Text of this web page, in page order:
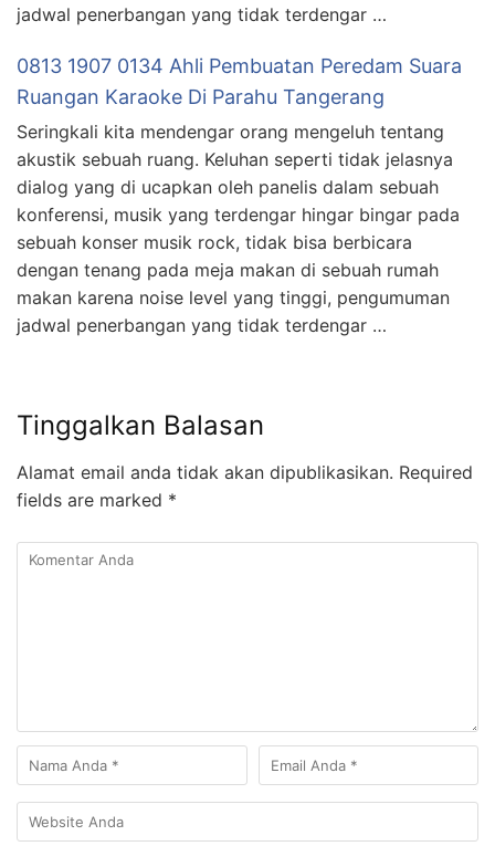
jadwal penerbangan yang tidak terdengar …
0813 1907 0134 Ahli Pembuatan Peredam Suara
Ruangan Karaoke Di Parahu Tangerang
Seringkali kita mendengar orang mengeluh tentang
akustik sebuah ruang. Keluhan seperti tidak jelasnya
dialog yang di ucapkan oleh panelis dalam sebuah
konferensi, musik yang terdengar hingar bingar pada
sebuah konser musik rock, tidak bisa berbicara
dengan tenang pada meja makan di sebuah rumah
makan karena noise level yang tinggi, pengumuman
jadwal penerbangan yang tidak terdengar …
Tinggalkan Balasan
Alamat email anda tidak akan dipublikasikan. Required
fields are marked *